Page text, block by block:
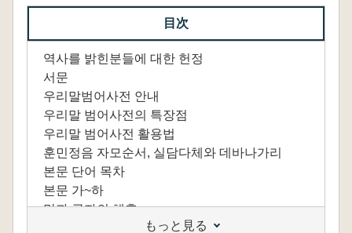
目次
역사를 밝힌분들에 대한 헌정
서문
우리말범어사전 안내
우리말 범어사전의 특장점
우리말 범어사전 활용법
훈민정음 자모순서, 실담다체와 데바나가리
본문 단어 목차
본문 가~하
말과 글자의 해후
もっと見る